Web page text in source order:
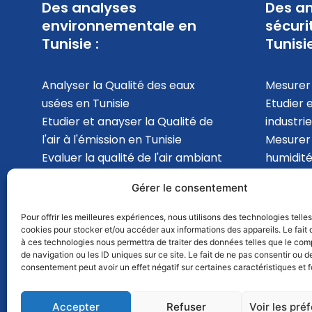
Gérer le consentement
Pour offrir les meilleures expériences, nous utilisons des technologies
cookies pour stocker et/ou accéder aux informations des appareils. Le fait
à ces technologies nous permettra de traiter des données telles que le
de navigation ou les ID uniques sur ce site. Le fait de ne pas consentir ou
consentement peut avoir un effet négatif sur certaines caractéristiques et
Accepter Refuser Voir les
Des analyses
environnementale en
Tunisie :
Analyser la Qualité des eaux
usées en Tunisie
Etudier et anayser la Qualité de
l'air à l'émission en Tunisie
Evaluer la qualité de l'air ambiant
Mesurer les Bruits
environnemental en Tunisie
Des
Etudier
en